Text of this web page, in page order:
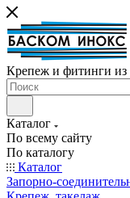
Крепеж и фитинги
Каталог
По всему сайту
По каталогу
Каталог
Запорно-